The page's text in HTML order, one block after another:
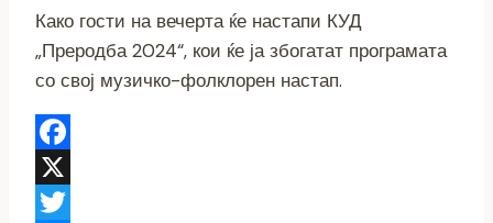
Како гости на вечерта ќе настапи КУД
„Преродба 2024“, кои ќе ја збогатат програмата
со свој музичко-фолклорен настап.
Facebook
X